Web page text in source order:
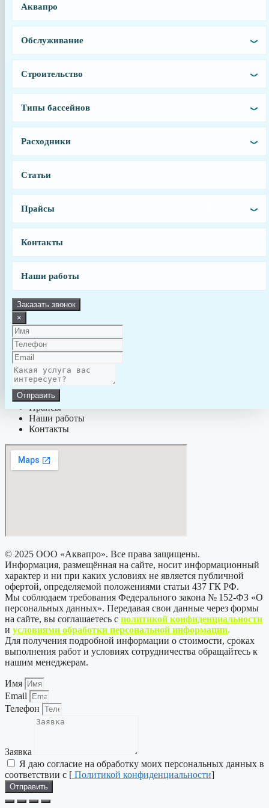
Аквапро
Обслуживание
Строительство
Типы бассейнов
Расходники
Статьи
Прайсы
Контакты
Наши работы
Заказать звонок
×
Отправить
SPX1608CEX
Hayward
Франция
6 месяцев
Крыльчатка
+7-981-288-40-00
Заказать звонок
МЕНЮ:
Обслуживание
Детали для бассейна
Типы Бассейнов
Статьи
Прайсы
Наши работы
Контакты
© 2025 ООО «Аквапро». Все права защищены.
Информация, размещённая на сайте, носит информационный
характер и ни при каких условиях не является публичной
офертой, определяемой положениями статьи 437 ГК РФ.
Мы соблюдаем требования Федерального закона № 152-ФЗ «О
персональных данных». Передавая свои данные через формы
на сайте, вы соглашаетесь с политикой конфиденциальности
и условиями обработки персональной информации.
Для получения подробной информации о стоимости, сроках
выполнения работ и условиях сотрудничества обращайтесь к
нашим менеджерам.
Имя
Email
Телефон
Заявка
Я даю согласие на обработку моих персональных данных в
соответствии с [ Политикой конфиденциальности]
Отправить